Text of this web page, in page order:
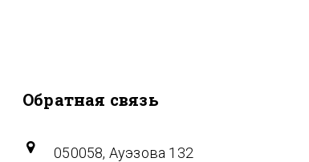
Обратная связь
050058, Ауэзова 132